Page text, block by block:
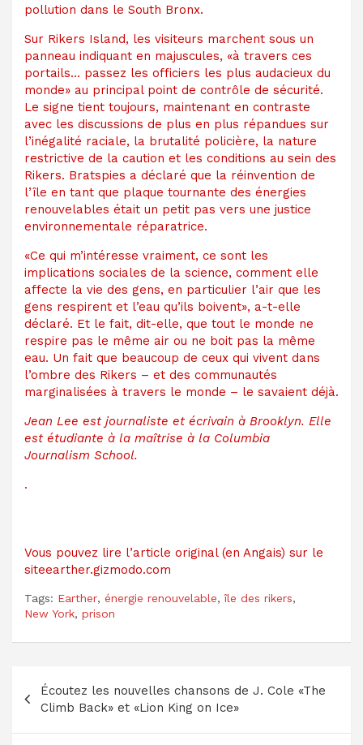
pollution dans le South Bronx.
Sur Rikers Island, les visiteurs marchent sous un
panneau indiquant en majuscules, «à travers ces
portails… passez les officiers les plus audacieux du
monde» au principal point de contrôle de sécurité.
Le signe tient toujours, maintenant en contraste
avec les discussions de plus en plus répandues sur
l’inégalité raciale, la brutalité policière, la nature
restrictive de la caution et les conditions au sein des
Rikers. Bratspies a déclaré que la réinvention de
l’île en tant que plaque tournante des énergies
renouvelables était un petit pas vers une justice
environnementale réparatrice.
«Ce qui m’intéresse vraiment, ce sont les
implications sociales de la science, comment elle
affecte la vie des gens, en particulier l’air que les
gens respirent et l’eau qu’ils boivent», a-t-elle
déclaré. Et le fait, dit-elle, que tout le monde ne
respire pas le même air ou ne boit pas la même
eau. Un fait que beaucoup de ceux qui vivent dans
l’ombre des Rikers – et des communautés
marginalisées à travers le monde – le savaient déjà.
Jean Lee est journaliste et écrivain à Brooklyn. Elle
est étudiante à la maîtrise à la Columbia
Journalism School.
.
Vous pouvez lire l’article original (en Angais) sur le
siteearther.gizmodo.com
Tags: Earther, énergie renouvelable,île des rikers,
New York, prison
Navigation
de
l’article
Écoutez les nouvelles chansons de J. Cole «The
Climb Back» et «Lion King on Ice»